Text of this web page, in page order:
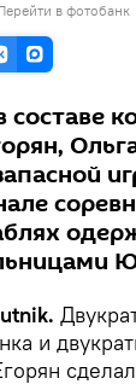
в фотобанк
и